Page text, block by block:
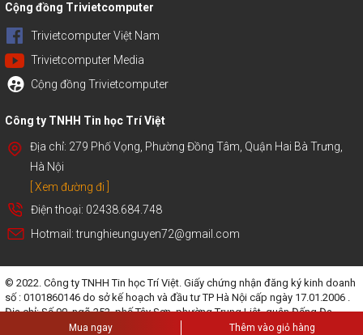
Mua ngay Thêm vào giỏ hàng
Cộng đồng Trivietcomputer
Trivietcomputer Việt Nam
Trivietcomputer Media
Cộng đồng Trivietcomputer
Công ty TNHH Tin học Trí Việt
Địa chỉ: 279 Phố Vọng, Phường Đồng Tâm, Quận Hai Bà Trưng,
Hà Nội
[ Xem đường đi ]
Điện thoại: 02438.684.748
Hotmail: trunghieunguyen72@gmail.com
© 2022. Công ty TNHH Tin học Trí Việt. Giấy chứng nhận đăng ký kinh doanh
số : 0101860146 do sở kế hoạch và đầu tư TP Hà Nội cấp ngày 17.01.2006 .
Địa chỉ: Số 90, ngõ 252, phố Tây Sơn, phường Trung Liệt, quận Đống Đa,
thành phố Hà Nội.